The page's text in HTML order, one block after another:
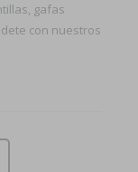
gafas
con nuestros